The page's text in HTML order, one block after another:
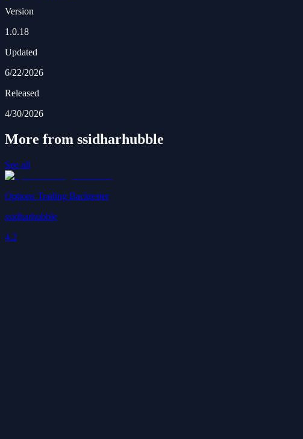
Version
1.0.18
Updated
6/22/2026
Released
4/30/2026
More from ssidharhubble
See all
Options Trading Backtester
ssidharhubble
4.2